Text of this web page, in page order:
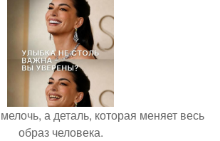
а деталь, которая меняет весь
образ человека.